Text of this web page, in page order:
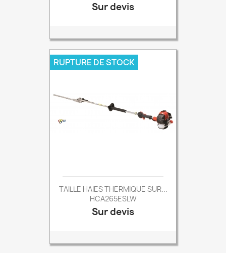
Prix
Sur devis
TAILLE HAIES THERMIQUE SUR...
HCA265ESLW
Prix
Sur devis
RUPTURE DE STOCK